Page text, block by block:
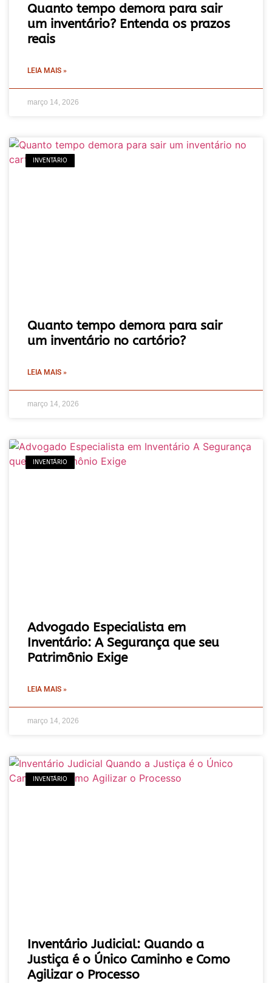
Quanto tempo demora para sair
um inventário? Entenda os prazos
reais
LEIA MAIS »
março 14, 2026
INVENTÁRIO
Quanto tempo demora para sair
um inventário no cartório?
LEIA MAIS »
março 14, 2026
INVENTÁRIO
Advogado Especialista em
Inventário: A Segurança que seu
Patrimônio Exige
LEIA MAIS »
março 14, 2026
INVENTÁRIO
Inventário Judicial: Quando a
Justiça é o Único Caminho e Como
Agilizar o Processo